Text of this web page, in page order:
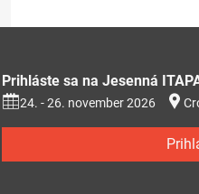
Prihláste sa na Jesenná
24. - 26. november 2026